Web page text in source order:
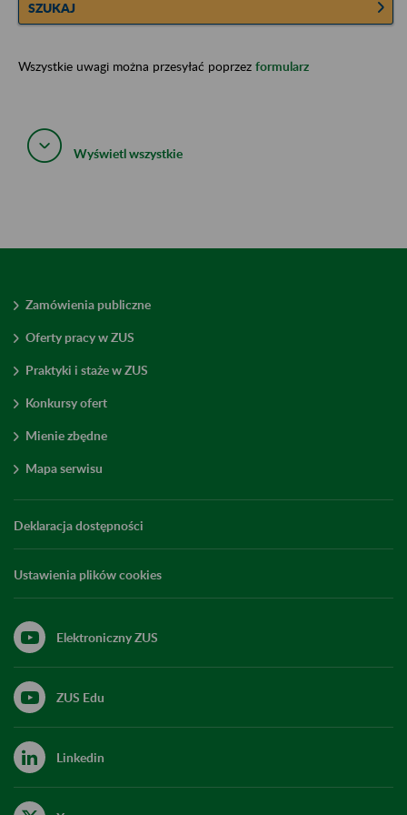
SZUKAJ
Wszystkie uwagi można przesyłać poprzez formularz
Wyświetl wszystkie
Zamówienia publiczne
Oferty pracy w ZUS
Praktyki i staże w ZUS
Konkursy ofert
Mienie zbędne
Mapa serwisu
Deklaracja dostępności
Ustawienia plików cookies
Elektroniczny ZUS
ZUS Edu
Linkedin